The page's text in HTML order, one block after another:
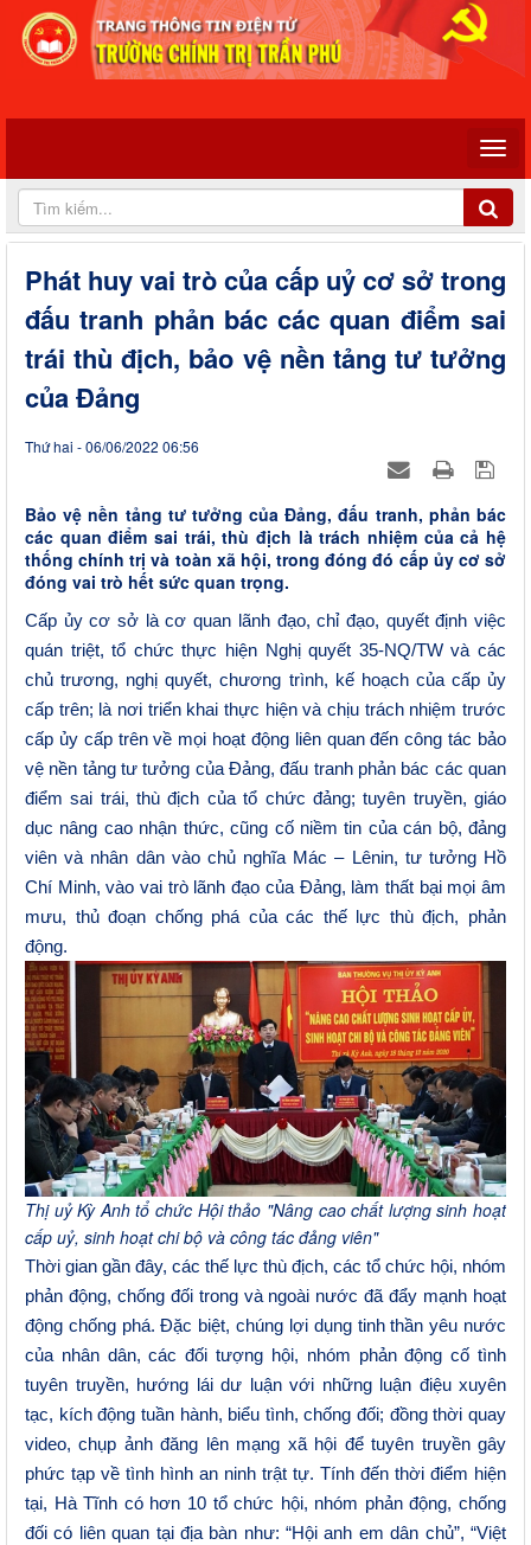
Phát huy vai trò của cấp uỷ cơ sở trong
đấu tranh phản bác các quan điểm sai
trái thù địch, bảo vệ nền tảng tư tưởng
của Đảng
Thứ hai - 06/06/2022 06:56
Bảo vệ nền tảng tư tưởng của Đảng, đấu tranh, phản bác
các quan điểm sai trái, thù địch là trách nhiệm của cả hệ
thống chính trị và toàn xã hội, trong đóng đó cấp ủy cơ sở
đóng vai trò hết sức quan trọng.
Cấp ủy cơ sở là cơ quan lãnh đạo, chỉ đạo, quyết định việc
quán triệt, tổ chức thực hiện Nghị quyết 35-NQ/TW và các
chủ trương, nghị quyết, chương trình, kế hoạch của cấp ủy
cấp trên; là nơi triển khai thực hiện và chịu trách nhiệm trước
cấp ủy cấp trên về mọi hoạt động liên quan đến công tác bảo
vệ nền tảng tư tưởng của Đảng, đấu tranh phản bác các quan
điểm sai trái, thù địch của tổ chức đảng; tuyên truyền, giáo
dục nâng cao nhận thức, cũng cố niềm tin của cán bộ, đảng
viên và nhân dân vào chủ nghĩa Mác – Lênin, tư tưởng Hồ
Chí Minh, vào vai trò lãnh đạo của Đảng, làm thất bại mọi âm
mưu, thủ đoạn chống phá của các thế lực thù địch, phản
động.
Thị uỷ Kỳ Anh tổ chức Hội thảo "Nâng cao chất lượng sinh hoạt
cấp uỷ, sinh hoạt chi bộ và công tác đảng viên"
Thời gian gần đây, các thế lực thù địch, các tổ chức hội, nhóm
phản động, chống đối trong và ngoài nước đã đẩy mạnh hoạt
động chống phá. Đặc biệt, chúng lợi dụng tinh thần yêu nước
của nhân dân, các đối tượng hội, nhóm phản động cố tình
tuyên truyền, hướng lái dư luận với những luận điệu xuyên
tạc, kích động tuần hành, biểu tình, chống đối; đồng thời quay
video, chụp ảnh đăng lên mạng xã hội để tuyên truyền gây
phức tạp về tình hình an ninh trật tự. Tính đến thời điểm hiện
tại, Hà Tĩnh có hơn 10 tổ chức hội, nhóm phản động, chống
đối có liên quan tại địa bàn như: “Hội anh em dân chủ”, “Việt